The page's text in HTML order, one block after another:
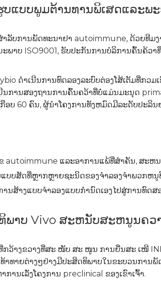
ແບບພູມຕ້ານທານພິເສດແລະພ
າລັບການພັດທະນາຢາ autoimmune, ດ້ວຍທີ
າບ ISO9001, ຮັບປະກັນການບໍລິການຄົ້ນຄ້ວາ
ດໍາເນີນການທົດລອງລະບົບຕ່ອງໂສ້ເຕັມທີ່ກວມ
ການສອງຖານການຄົ້ນຄວ້າທີ່ບໍ່ແມ່ນມະນຸດ
ບ 60 ຄົນ, ຜູ້ນໍາໂຄງການທັງຫມົດມີລະດັບປະລິນ
ຂ autoimmune ແລະອາການແພ້ທີ່ສໍາຄັນ, ສ
ບບສັດທີ່ຫຼາກຫຼາຍຊະນິດຂອງຈໍາລອງຈໍາພວກຫ
ນສ້າງແບບຈໍາລອງແບບກຳນົດເອງໄປສູ່ການທົດ
ພາບ Vivo ສະຫນັບສະຫນູນຄວ
ວ້າງຂວາງທີ່ສະ ໜັບ ສະ ໜູນ ການຍື່ນສະ ເໜີ
ທາຍຕ່າງໆຢ່າງມີປະສິດທິພາບໃນຂະບວນກາ
ານເລັ່ງໂຄງການ preclinical ຂອງເຂົາເຈົ້າ.